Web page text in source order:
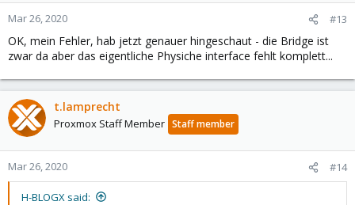
Mar 26, 2020 #13
OK, mein Fehler, hab jetzt genauer hingeschaut - die Bridge ist
zwar da aber das eigentliche Physiche interface fehlt komplett...
t.lamprecht
Proxmox Staff Member Staff member
Mar 26, 2020 #14
H-BLOGX said: